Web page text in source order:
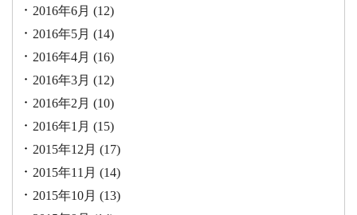
2016年6月 (12)
2016年5月 (14)
2016年4月 (16)
2016年3月 (12)
2016年2月 (10)
2016年1月 (15)
2015年12月 (17)
2015年11月 (14)
2015年10月 (13)